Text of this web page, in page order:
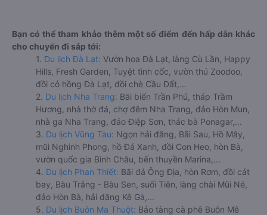
Bạn có thể tham khảo thêm một số điểm đến hấp dẫn khác
cho chuyến đi sắp tới:
1. Du lịch Đà Lạt: Vườn hoa Đà Lạt, làng Cù Lần, Happy
Hills, Fresh Garden, Tuyệt tình cốc, vườn thú Zoodoo,
đồi cỏ hồng Đà Lạt, đồi chè Cầu Đất,...
2. Du lịch Nha Trang: Bãi biển Trần Phú, tháp Trầm
Hương, nhà thờ đá, chợ đêm Nha Trang, đảo Hòn Mun,
nhà ga Nha Trang, đảo Điệp Sơn, thác bà Ponagar,...
3. Du lịch Vũng Tàu: Ngọn hải đăng, Bãi Sau, Hồ Mây,
mũi Nghinh Phong, hồ Đá Xanh, đồi Con Heo, hòn Bà,
vườn quốc gia Bình Châu, bến thuyền Marina,...
4. Du lịch Phan Thiết: Bãi đá Ông Địa, hòn Rơm, đồi cát
bay, Bàu Trắng - Bàu Sen, suối Tiên, làng chài Mũi Né,
đảo Hòn Bà, hải đăng Kê Gà,...
5. Du lịch Buôn Ma Thuột: Bảo tàng cà phê Buôn Mê